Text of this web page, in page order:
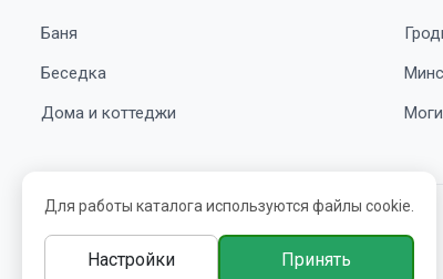
Баня
Беседка
Дома и коттеджи
© 2016-2026 belbooking.by. УНП ВЕ5239705
Для работы каталога используются файлы cookie.
Настройки Принять